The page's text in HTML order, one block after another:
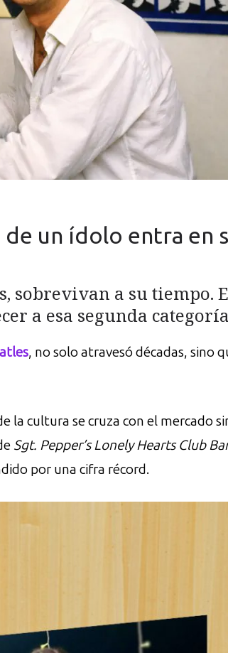
un ídolo entra en
sobrevivan a su tiempo.
a esa segunda
, no solo atravesó décadas, sino
la cultura se cruza con el mercado
Sgt. Pepper’s Lonely Hearts Club
por una cifra récord.